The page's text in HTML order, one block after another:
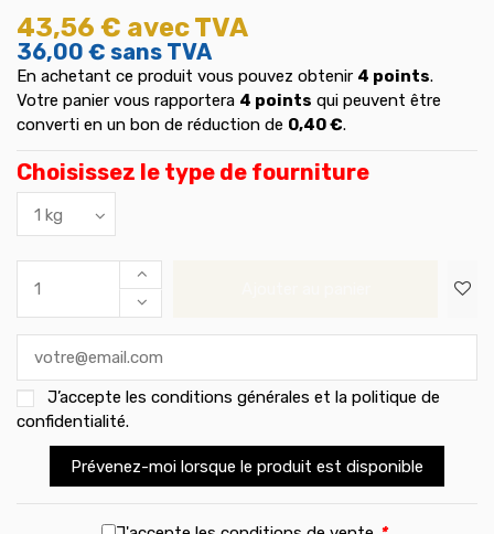
43,56 € avec TVA
36,00 € sans TVA
En achetant ce produit vous pouvez obtenir 4 points.
Votre panier vous rapportera 4 points qui peuvent être
converti en un bon de réduction de 0,40 €.
Choisissez le type de fourniture
J’accepte les conditions générales et la politique de
confidentialité.
Prévenez-moi lorsque le produit est disponible